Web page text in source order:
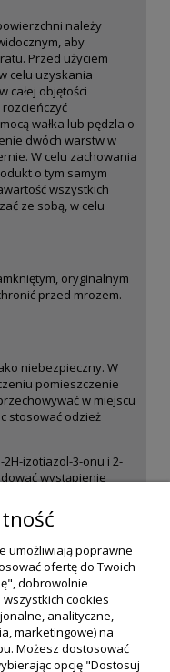
należy
aby
Przed użyciem
celu uzyskania
całej objętości
wałka lub pędzla o
dwóch warstw w
W celu zachowania
o tym samym
wszystkich
ze sobą, w celu
oryginalnym
przed mrozem.
niebezpieczny. W
pomieszczenie
w miejscu
stosować odzież
izotiazol-3-onu i 2-
wystąpienie
umożliwiają poprawne
ofertę do Twoich
dobrowolnie
cookies
analityczne,
marketingowe) na
Możesz dostosować
opcję "Dostosuj